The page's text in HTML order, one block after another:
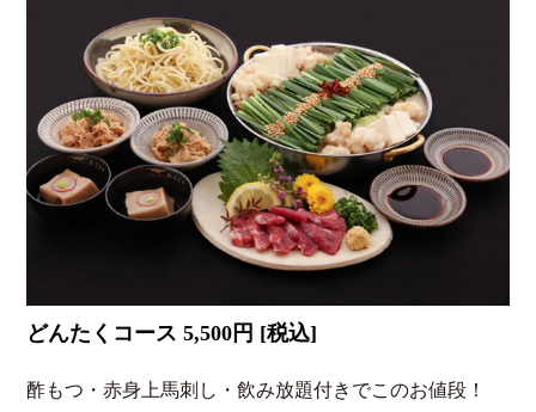
どんたくコース 5,500円 [税込]
酢もつ・赤身上馬刺し・飲み放題付きでこのお値段！